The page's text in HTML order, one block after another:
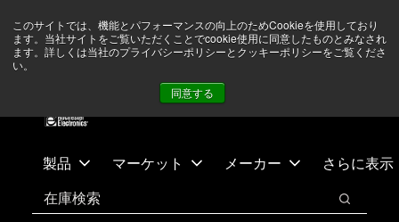
このサイトでは、機能とパフォーマンスの向上のためCookieを使用しており
ます。当社サイトをご覧いただくことでcookie使用に同意したものとみなされ
ます。詳しくは当社のプライバシーポリシーとクッキーポリシーをご覧くださ
い。
同意する
テ
ス
ありません 詳しい情報はこちら➜
製品 マーケット メーカー さらに表示
検索
検索